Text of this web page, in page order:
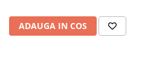
ADAUGA IN COS